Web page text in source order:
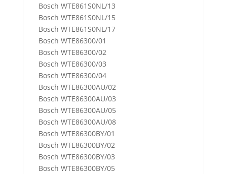
Bosch WTE861S0NL/13
Bosch WTE861S0NL/15
Bosch WTE861S0NL/17
Bosch WTE86300/01
Bosch WTE86300/02
Bosch WTE86300/03
Bosch WTE86300/04
Bosch WTE86300AU/02
Bosch WTE86300AU/03
Bosch WTE86300AU/05
Bosch WTE86300AU/08
Bosch WTE86300BY/01
Bosch WTE86300BY/02
Bosch WTE86300BY/03
Bosch WTE86300BY/05